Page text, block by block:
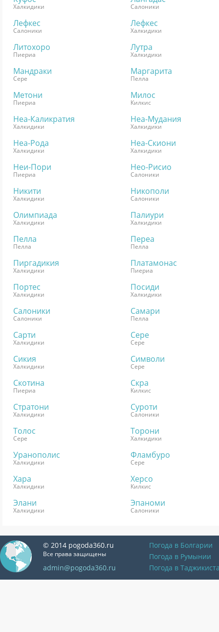
Халкидики Салоники
Лефкес
Салоники
Лефкес
Халкидики
Литохоро
Пиериа
Лутра
Халкидики
Мандраки
Сере
Маргарита
Пелла
Метони
Пиериа
Милос
Килкис
Неа-Каликратия
Халкидики
Неа-Мудания
Халкидики
Неа-Рода
Халкидики
Неа-Скиони
Халкидики
Неи-Пори
Пиериа
Нео-Рисио
Салоники
Никити
Халкидики
Никополи
Салоники
Олимпиада
Халкидики
Палиури
Халкидики
Пелла
Пелла
Переа
Пелла
Пиргадикия
Халкидики
Платамонас
Пиериа
Портес
Халкидики
Посиди
Халкидики
Салоники
Салоники
Самари
Пелла
Сарти
Халкидики
Сере
Сере
Сикия
Халкидики
Символи
Сере
Скотина
Пиериа
Скра
Килкис
Стратони
Халкидики
Суроти
Салоники
Толос
Сере
Торони
Халкидики
Уранополис
Халкидики
Фламбуро
Сере
Хара
Халкидики
Херсо
Килкис
Элани
Халкидики
Эпаноми
Салоники
© 2014 pogoda360.ru
Все права защищены
admin@pogoda360.ru
Погода в Болгарии
Погода в Румынии
Погода в